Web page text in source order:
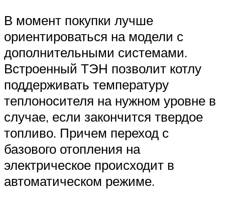
В момент покупки лучше
ориентироваться на модели с
дополнительными системами.
Встроенный ТЭН позволит котлу
поддерживать температуру
теплоносителя на нужном уровне в
случае, если закончится твердое
топливо. Причем переход с
базового отопления на
электрическое происходит в
автоматическом режиме.